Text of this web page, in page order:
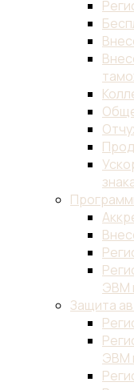
ЭВМ
Защита
ЭВМ